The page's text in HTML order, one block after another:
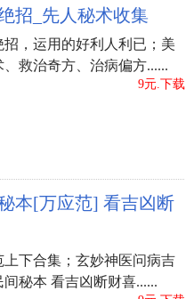
招_先人秘术收集
招，运用的好利人利已；美
、救治奇方、治病偏方......
9元.下载
本[万应范] 看吉凶断
上下合集；玄妙神医问病吉
间秘本 看吉凶断财喜......